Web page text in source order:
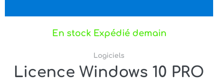
En stock Expédié demain
Logiciels
Licence Windows 10 PRO